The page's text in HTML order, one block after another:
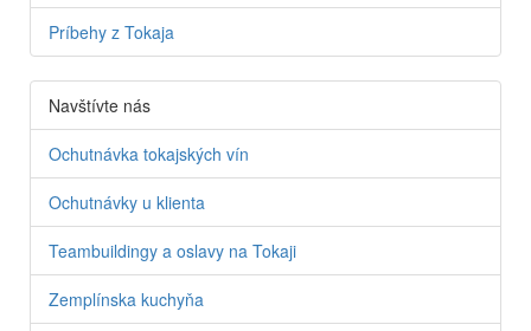
Príbehy z Tokaja
Navštívte nás
Ochutnávka tokajských vín
Ochutnávky u klienta
Teambuildingy a oslavy na Tokaji
Zemplínska kuchyňa